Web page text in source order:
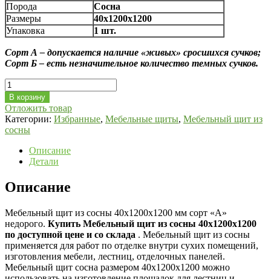
Порода
Сосна
Размеры
40х1200х1200
Упаковка
1 шт.
Сорт А – допускается наличие «живых» сросшихся сучков;
Сорт Б – есть незначительное количество темных сучков.
Количество
Мебельный
щит
из
сосны
40х1200х1200
сорт
В корзину
Отложить товар
Категории: Избранные, Мебельные щиты, Мебельный щит из
сосны
Описание
Детали
Описание
Мебельный щит из сосны 40х1200х1200 мм сорт «А»
недорого. Купить Мебельный щит из сосны 40х1200х1200
по доступной цене и со склада . Мебельный щит из сосны
применяется для работ по отделке внутри сухих помещений,
изготовления мебели, лестниц, отделочных панелей.
Мебельный щит сосна размером 40х1200х1200 можно